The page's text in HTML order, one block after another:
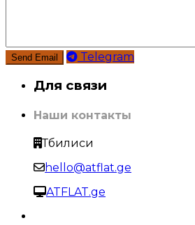
Telegram
Для связи
Наши контакты
Тбилиси
hello@atflat.ge
ATFLAT.ge